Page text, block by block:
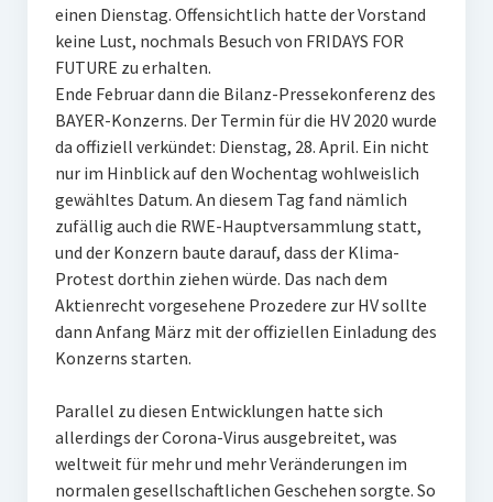
einen Dienstag. Offensichtlich hatte der Vorstand
keine Lust, nochmals Besuch von FRIDAYS FOR
FUTURE zu erhalten.
Ende Februar dann die Bilanz-Pressekonferenz des
BAYER-Konzerns. Der Termin für die HV 2020 wurde
da offiziell verkündet: Dienstag, 28. April. Ein nicht
nur im Hinblick auf den Wochentag wohlweislich
gewähltes Datum. An diesem Tag fand nämlich
zufällig auch die RWE-Hauptversammlung statt,
und der Konzern baute darauf, dass der Klima-
Protest dorthin ziehen würde. Das nach dem
Aktienrecht vorgesehene Prozedere zur HV sollte
dann Anfang März mit der offiziellen Einladung des
Konzerns starten.
Parallel zu diesen Entwicklungen hatte sich
allerdings der Corona-Virus ausgebreitet, was
weltweit für mehr und mehr Veränderungen im
normalen gesellschaftlichen Geschehen sorgte. So